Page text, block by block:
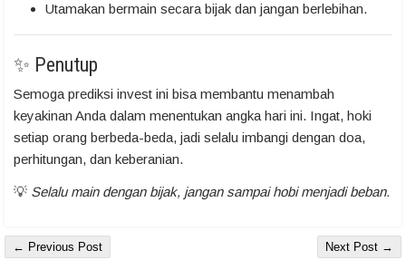
Utamakan bermain secara bijak dan jangan berlebihan.
✨ Penutup
Semoga prediksi invest ini bisa membantu menambah
keyakinan Anda dalam menentukan angka hari ini. Ingat, hoki
setiap orang berbeda-beda, jadi selalu imbangi dengan doa,
perhitungan, dan keberanian.
💡 Selalu main dengan bijak, jangan sampai hobi menjadi beban.
← Previous Post Next Post →